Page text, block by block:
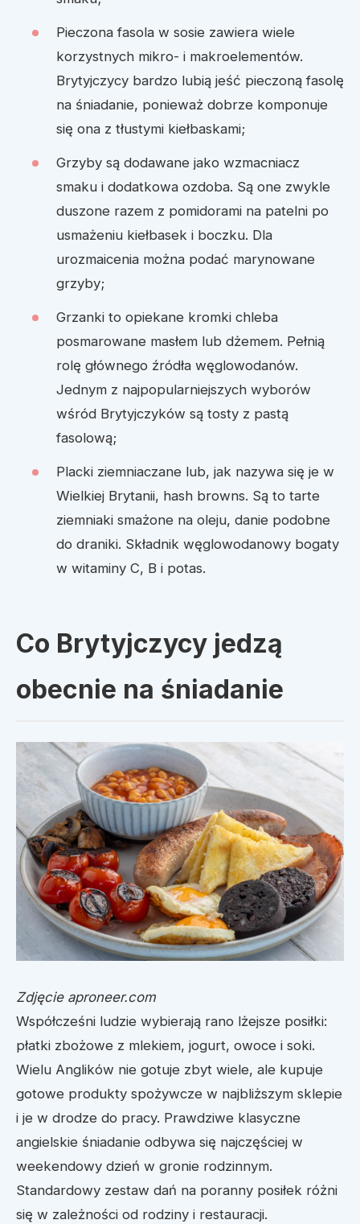
Pieczona fasola w sosie zawiera wiele
korzystnych mikro- i makroelementów.
Brytyjczycy bardzo lubią jeść pieczoną fasolę
na śniadanie, ponieważ dobrze komponuje
się ona z tłustymi kiełbaskami;
Grzyby są dodawane jako wzmacniacz
smaku i dodatkowa ozdoba. Są one zwykle
duszone razem z pomidorami na patelni po
usmażeniu kiełbasek i boczku. Dla
urozmaicenia można podać marynowane
grzyby;
Grzanki to opiekane kromki chleba
posmarowane masłem lub dżemem. Pełnią
rolę głównego źródła węglowodanów.
Jednym z najpopularniejszych wyborów
wśród Brytyjczyków są tosty z pastą
fasolową;
Placki ziemniaczane lub, jak nazywa się je w
Wielkiej Brytanii, hash browns. Są to tarte
ziemniaki smażone na oleju, danie podobne
do draniki. Składnik węglowodanowy bogaty
w witaminy C, B i potas.
Co Brytyjczycy jedzą
obecnie na śniadanie
Zdjęcie aproneer.com
Współcześni ludzie wybierają rano lżejsze posiłki:
płatki zbożowe z mlekiem, jogurt, owoce i soki.
Wielu Anglików nie gotuje zbyt wiele, ale kupuje
gotowe produkty spożywcze w najbliższym sklepie
i je w drodze do pracy. Prawdziwe klasyczne
angielskie śniadanie odbywa się najczęściej w
weekendowy dzień w gronie rodzinnym.
Standardowy zestaw dań na poranny posiłek różni
się w zależności od rodziny i restauracji.